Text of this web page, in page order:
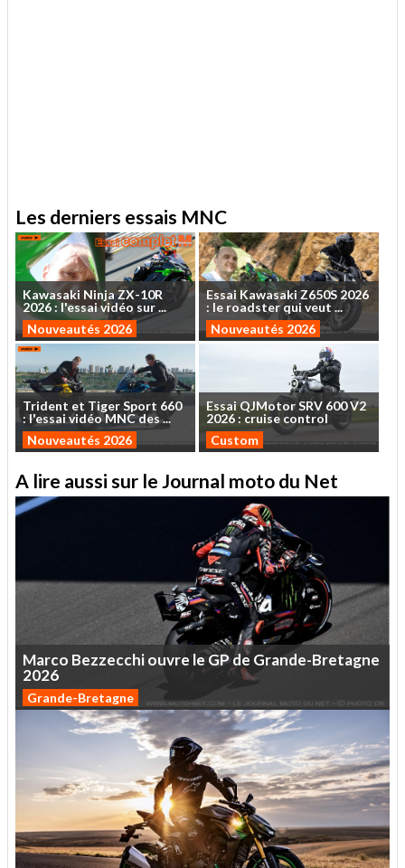
Les derniers essais MNC
Kawasaki NinjaZX-10R
2026: l'essaividéo sur...
Nouveautés 2026
Essai Kawasaki Z650S 2026
: le roadsterquiveut ...
Nouveautés 2026
Trident et TigerSport 660
: l'essaividéo MNCdes...
Nouveautés 2026
EssaiQJMotorSRV 600V2
2026 : cruise control
Custom
A lire aussi sur le Journal moto du Net
Marco Bezzecchiouvre leGPde Grande-Bretagne
2026
Grande-Bretagne